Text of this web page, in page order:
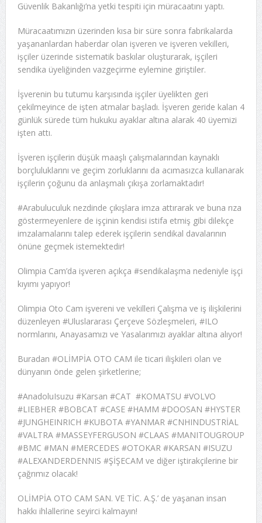
Güvenlik Bakanlığı’na yetki tespiti için müracaatını yaptı.
Müracaatımızın üzerinden kısa bir süre sonra fabrikalarda
yaşananlardan haberdar olan işveren ve işveren vekilleri,
işçiler üzerinde sistematik baskılar oluşturarak, işçileri
sendika üyeliğinden vazgeçirme eylemine giriştiler.
İşverenin bu tutumu karşısında işçiler üyelikten geri
çekilmeyince de işten atmalar başladı. İşveren geride kalan 4
günlük sürede tüm hukuku ayaklar altına alarak 40 üyemizi
işten attı.
İşveren işçilerin düşük maaşlı çalışmalarından kaynaklı
borçluluklarını ve geçim zorluklarını da acımasızca kullanarak
işçilerin çoğunu da anlaşmalı çıkışa zorlamaktadır!
#Arabuluculuk nezdinde çıkışlara imza attırarak ve buna rıza
göstermeyenlere de işçinin kendisi istifa etmiş gibi dilekçe
imzalamalarını talep ederek işçilerin sendikal davalarının
önüne geçmek istemektedir!
Olimpia Cam’da işveren açıkça #sendikalaşma nedeniyle işçi
kıyımı yapıyor!
Olimpia Oto Cam işvereni ve vekilleri Çalışma ve iş ilişkilerini
düzenleyen #Uluslararası Çerçeve Sözleşmeleri, #ILO
normlarını, Anayasamızı ve Yasalarımızı ayaklar altına alıyor!
Buradan #OLİMPİA OTO CAM ile ticari ilişkileri olan ve
dünyanın önde gelen şirketlerine;
#AnadoluIsuzu #Karsan #CAT #KOMATSU #VOLVO
#LIEBHER #BOBCAT #CASE #HAMM #DOOSAN #HYSTER
#JUNGHEINRICH #KUBOTA #YANMAR #CNHINDUSTRİAL
#VALTRA #MASSEYFERGUSON #CLAAS #MANITOUGROUP
#BMC #MAN #MERCEDES #OTOKAR #KARSAN #ISUZU
#ALEXANDERDENNIS #ŞİŞECAM ve diğer iştirakçilerine bir
çağrımız olacak!
OLİMPİA OTO CAM SAN. VE TİC. A.Ş.’ de yaşanan insan
hakkı ihlallerine seyirci kalmayın!